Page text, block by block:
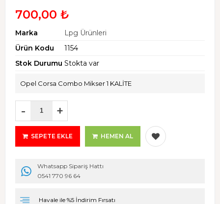
700,00 ₺
Marka
Lpg Ürünleri
Ürün Kodu
1154
Stok Durumu Stokta var
Opel Corsa Combo Mikser 1 KALİTE
- +
SEPETE EKLE HEMEN AL
Whatsapp Sipariş Hattı
0541 770 96 64
Havale ile %5 İndirim Fırsatı